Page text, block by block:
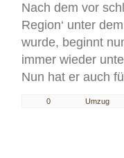
Nach dem vor
Region‘ unter
wurde, beginnt
immer wieder
Nun hat er auch
0 Umzug